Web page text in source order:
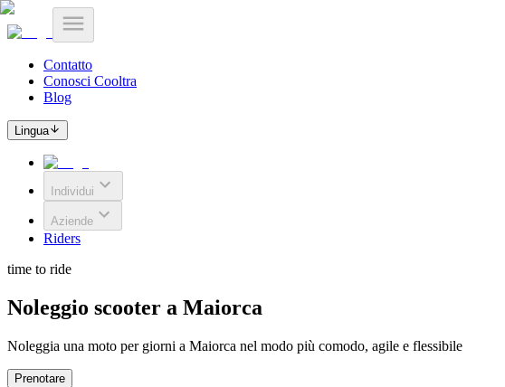
Contatto
Conosci Cooltra
Blog
Lingua
Individui
Aziende
Riders
time to ride
Noleggio scooter a Maiorca
Noleggia una moto per giorni a Maiorca nel modo più comodo, agile e flessibile
Prenotare